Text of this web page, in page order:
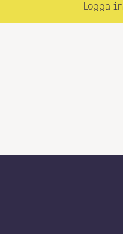
Logga in